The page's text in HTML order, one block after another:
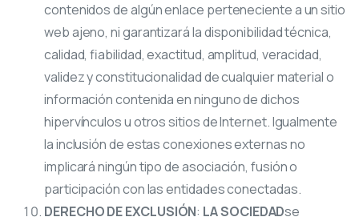
contenidos de algún enlace perteneciente a un sitio
web ajeno, ni garantizará la disponibilidad técnica,
calidad, fiabilidad, exactitud, amplitud, veracidad,
validez y constitucionalidad de cualquier material o
información contenida en ninguno de dichos
hipervínculos u otros sitios de Internet. Igualmente
la inclusión de estas conexiones externas no
implicará ningún tipo de asociación, fusión o
participación con las entidades conectadas.
DERECHO DE EXCLUSIÓN: LA SOCIEDADse